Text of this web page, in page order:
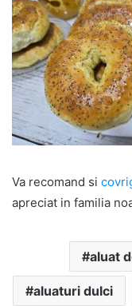
Va recomand si
apreciat in familia
aluat
aluaturi dulci